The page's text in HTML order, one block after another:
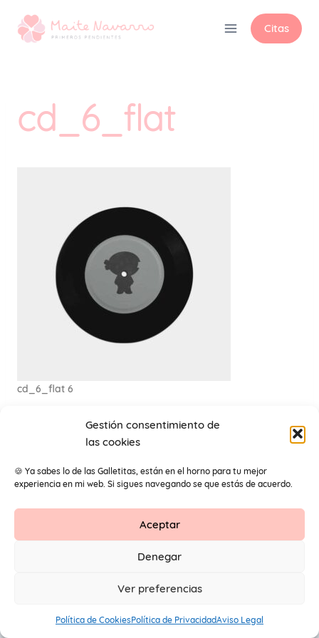
Gestión consentimiento de
las cookies
🍪 Ya sabes lo de las Galletitas, están en el horno para tu mejor
experiencia en mi web. Si sigues navegando se que estás de acuerdo.
Aceptar
Denegar
Ver preferencias
Política de CookiesPolítica de PrivacidadAviso Legal
Citas
cd_6_flat
cd_6_flat 6
Aviso Legal Protección de datos
© 2026 Primeros Pendientes by Maite Navarro. Todos los
derechos reservados.